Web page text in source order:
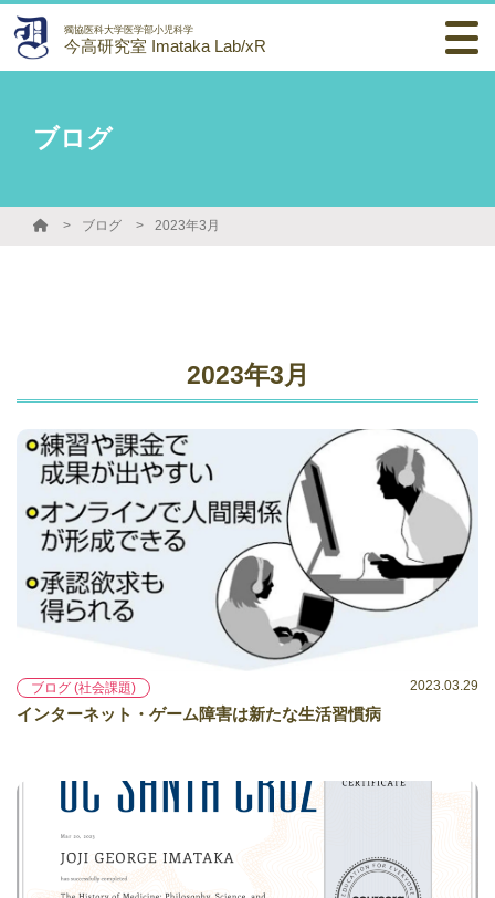
獨協医科大学医学部小児科学
今高研究室 Imataka Lab/xR
ブログ
ブログ 2023年3月
2023年3月
ブログ (社会課題) 2023.03.29
インターネット・ゲーム障害は新たな生活習慣病